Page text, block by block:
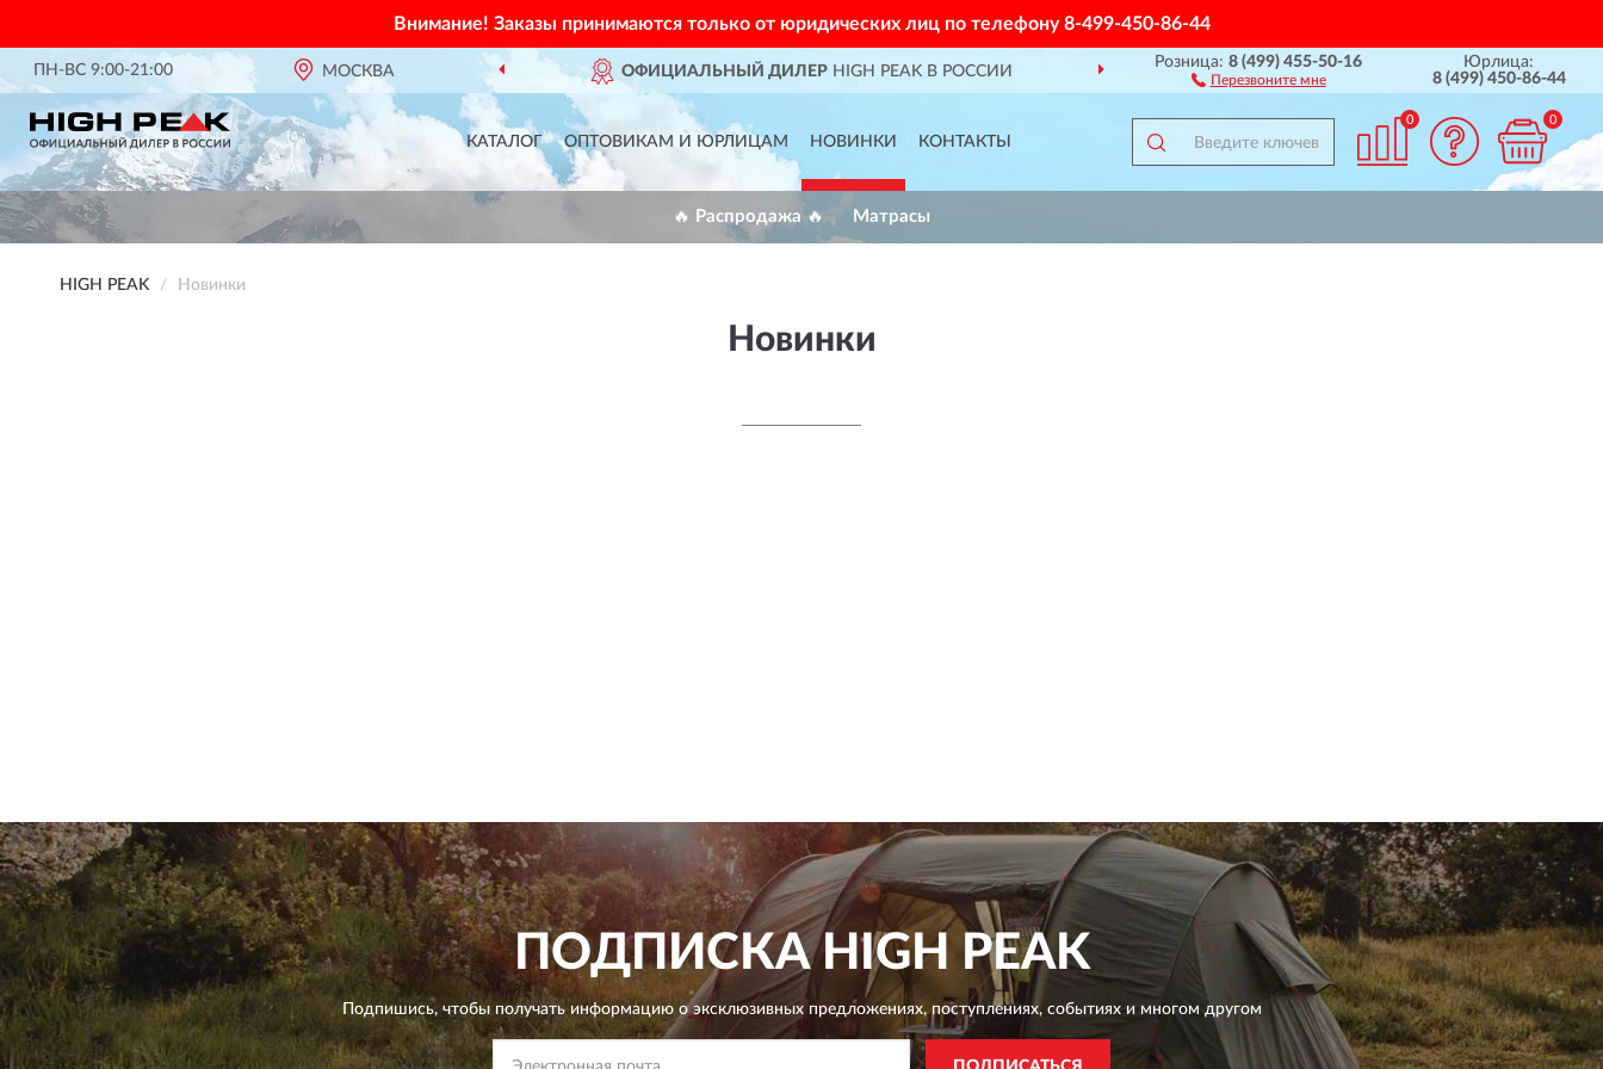
Внимание! Заказы принимаются только от юридических лиц по телефону8-499-450-86-44
ПН-ВС 9:00-21:00 МОСКВА ОФИЦИАЛЬНЫЙ ДИЛЕРHIGH PEAK В РОССИИ ДОСТАВИМ ПО ВСЕЙ РОССИИ
Розница:8 (499) 455-50-16
Перезвоните мне
Юрлица:
8 (499) 450-86-44
КАТАЛОГ ОПТОВИКАМ И ЮРЛИЦАМ НОВИНКИ КОНТАКТЫ
0 0
🔥 Распродажа 🔥 Матрасы
HIGH PEAK Новинки
Новинки
ПОДПИСКАHIGH PEAK
Подпишись, чтобы получать информацию о эксклюзивных предложениях,поступлениях, событиях и многом другом